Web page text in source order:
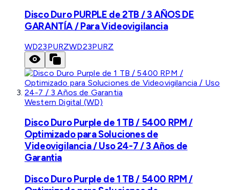
Disco Duro PURPLE de 2TB / 3 AÑOS DE
GARANTÍA / Para Videovigilancia
WD23PURZWD23PURZ
Western Digital (WD)
Disco Duro Purple de 1 TB / 5400 RPM /
Optimizado para Soluciones de
Videovigilancia / Uso 24-7 / 3 Años de
Garantia
Disco Duro Purple de 1 TB / 5400 RPM /